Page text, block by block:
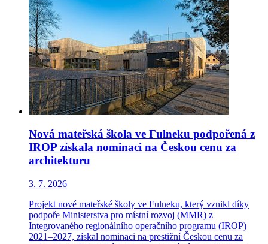
Nová mateřská škola ve Fulneku podpořená z
IROP získala nominaci na Českou cenu za
architekturu
3. 7. 2026
Projekt nové mateřské školy ve Fulneku, který vznikl díky
podpoře Ministerstva pro místní rozvoj (MMR) z
Integrovaného regionálního operačního programu (IROP)
2021–2027, získal nominaci na prestižní Českou cenu za